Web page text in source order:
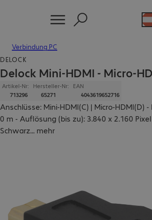
Verbindung PC
DELOCK
Delock Mini-HDMI - Micro-
Artikel-Nr:
713296
Hersteller-Nr:
65271
EAN
4043619652716
Anschlüsse: Mini-HDMI(C) | Micro-HDMI(D)
0 m - Auflösung (bis zu): 3.840 x 2.160
Schwarz... mehr